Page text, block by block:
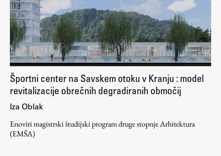
Športni center na Savskem otoku v Kranju : model
revitalizacije obrečnih degradiranih območij
Iza Oblak
Enoviti magistrski študijski program druge stopnje Arhitektura
(EMŠA)